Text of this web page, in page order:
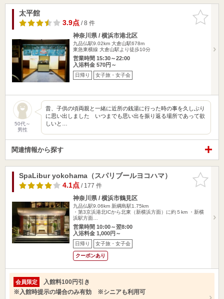
お気に入
りに追加
太平館
3.9点/ 8 件
神奈川県 / 横浜市港北区
九品仏駅9.02km 大倉山駅678m
東急東横線 大倉山駅より徒歩10分
営業時間 15:30～22:00
入浴料金 570円～
日帰り 女子旅・女子会
50代～
男性
昔、子供の頃両親と一緒に近所の銭湯に行った時の事を久しぶり
に思い出しました いつまでも思い出を振り返る場所であって欲
しいと…
関連情報から探す
お気に入
りに追加
SpaLibur yokohama（スパリブールヨコハマ）
4.1点/ 177 件
神奈川県 / 横浜市鶴見区
九品仏駅9.06km 新綱島駅1.75km
・第3京浜港北ICから北東（新横浜方面）に約５km ・新横
浜駅方面…
営業時間 10:00～翌8:00
入浴料金 1,000円～
日帰り 女子旅・女子会
クーポンあり
会員限定
入館料100円引き
※入館時提示の場合のみ有効 ※シニアも利用可